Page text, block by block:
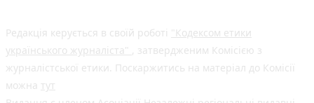
Редакція керується в своїй роботі "Кодексом етики
українського журналіста"
, затвердженим Комісією з
журналістської етики. Поскаржитись на матеріал до Комісії
можна тут